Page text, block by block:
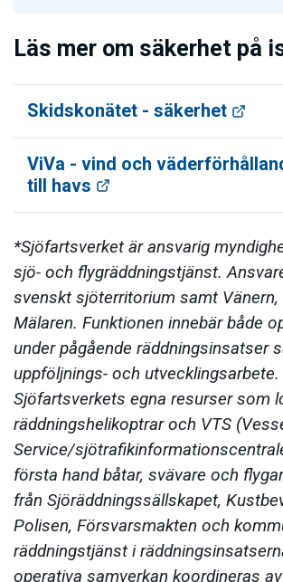
Läs mer om säkerhet på
Skidskonätet - säkerhet
ViVa - vind och
till havs
*Sjöfartsverket är ansvarig
sjö- och flygräddningstjänst.
svenskt sjöterritorium samt
Mälaren. Funktionen innebär både
under pågående räddningsinsatser
uppföljnings- och
Sjöfartsverkets egna resurser som
räddningshelikoptrar och VTS
Service/
första hand båtar, svävare och
från Sjöräddningssällskapet,
Polisen, Försvarsmakten och
räddningstjänst i
operativa samverkan koordineras av